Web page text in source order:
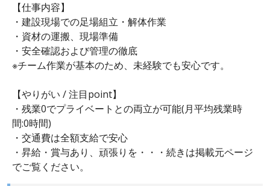
【仕事内容】
・建設現場での足場組立・解体作業
・資材の運搬、現場準備
・安全確認および管理の徹底
※チーム作業が基本のため、未経験でも安心です。
【やりがい / 注目point】
・残業0でプライベートとの両立が可能(月平均残業時
間:0時間)
・交通費は全額支給で安心
・昇給・賞与あり、頑張りを・・・続きは掲載元ページ
でご覧ください。